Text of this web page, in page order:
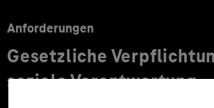
Anforderungen
Gesetzliche
soziale Verantwortung